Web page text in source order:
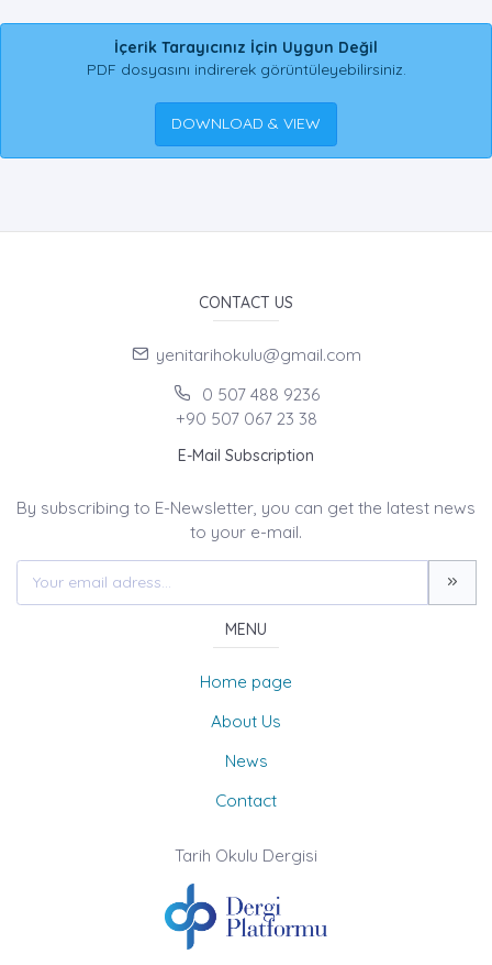
İçerik Tarayıcınız İçin Uygun Değil
PDF dosyasını indirerek görüntüleyebilirsiniz.
DOWNLOAD & VIEW
CONTACT US
yenitarihokulu@gmail.com
0 507 488 9236
+90 507 067 23 38
E-Mail Subscription
By subscribing to E-Newsletter, you can get the latest news
to your e-mail.
MENU
Home page
About Us
News
Contact
Tarih Okulu Dergisi